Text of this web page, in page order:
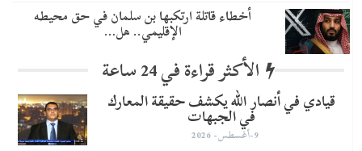
أخطاء قاتلة ارتكبها بن سلمان في حق محيطه
الإقليمي.. هل…
الأكثر قراءة في 24 ساعة
قيادي في أنصار الله يكشف حقيقة المعارك
في الجبهات
9-أغسطس- 2026